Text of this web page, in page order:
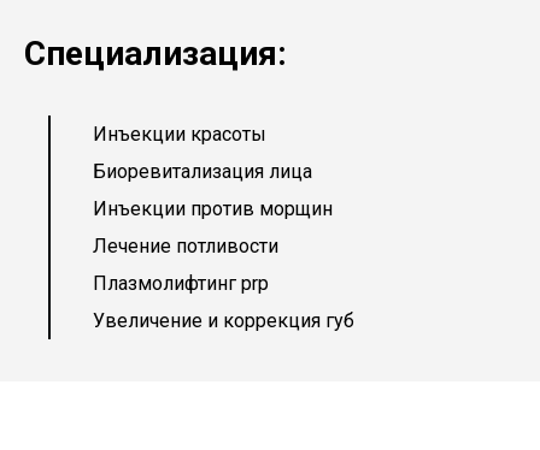
Специализация:
Инъекции красоты
Биоревитализация лица
Инъекции против морщин
Лечение потливости
Плазмолифтинг prp
Увеличение и коррекция губ